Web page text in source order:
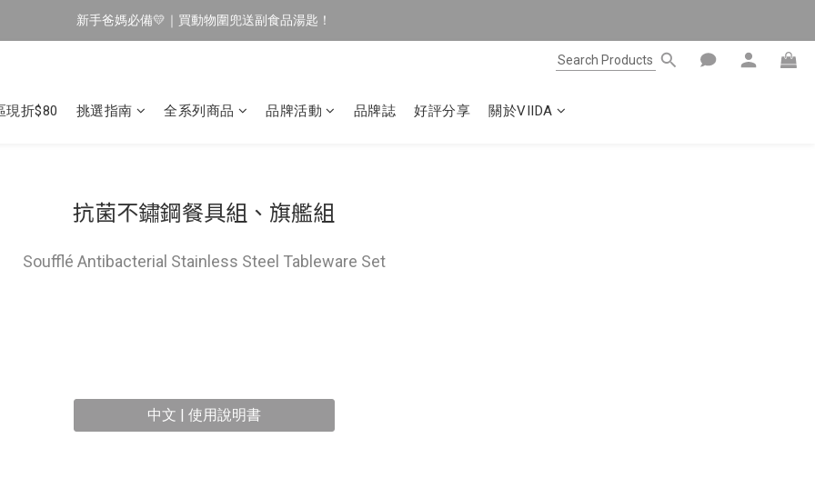
🔥 新會員專屬｜首購現折 $100！🔥
新手爸媽必備💛｜買動物圍兜送副食品湯匙！
🔥 新會員專屬｜首購現折 $100！🔥
現折$80 挑選指南 全系列商品 品牌活動 品牌誌 好評分享 關於VIIDA
抗菌不鏽鋼餐具組、旗艦組
Soufflé Antibacterial Stainless Steel Tableware Set
中文 | 使用說明書